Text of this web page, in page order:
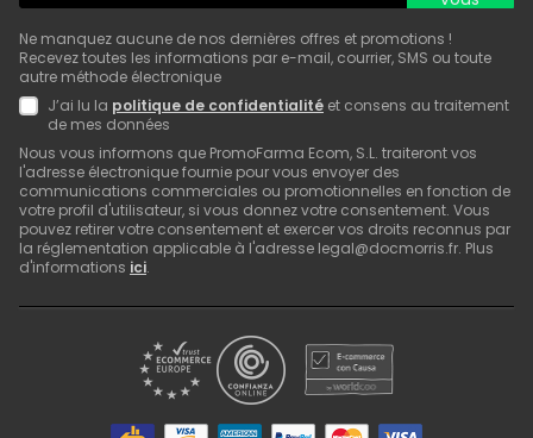
Ne manquez aucune de nos dernières offres et promotions !
Recevez toutes les informations par e-mail, courrier, SMS ou toute
autre méthode électronique
J’ai lu la politique de confidentialité et consens au traitement
de mes données
Nous vous informons que PromoFarma Ecom, S.L. traiteront vos
l'adresse électronique fournie pour vous envoyer des
communications commerciales ou promotionnelles en fonction de
votre profil d'utilisateur, si vous donnez votre consentement. Vous
pouvez retirer votre consentement et exercer vos droits reconnus par
la réglementation applicable à l'adresse legal@docmorris.fr. Plus
d'informations ici.